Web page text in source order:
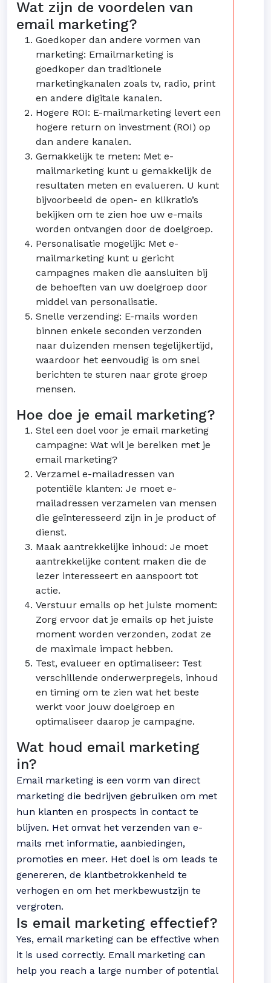
Wat zijn de voordelen van
email marketing?
Goedkoper dan andere vormen van
marketing: Emailmarketing is
goedkoper dan traditionele
marketingkanalen zoals tv, radio, print
en andere digitale kanalen.
Hogere ROI: E-mailmarketing levert een
hogere return on investment (ROI) op
dan andere kanalen.
Gemakkelijk te meten: Met e-
mailmarketing kunt u gemakkelijk de
resultaten meten en evalueren. U kunt
bijvoorbeeld de open- en klikratio’s
bekijken om te zien hoe uw e-mails
worden ontvangen door de doelgroep.
Personalisatie mogelijk: Met e-
mailmarketing kunt u gericht
campagnes maken die aansluiten bij
de behoeften van uw doelgroep door
middel van personalisatie.
Snelle verzending: E-mails worden
binnen enkele seconden verzonden
naar duizenden mensen tegelijkertijd,
waardoor het eenvoudig is om snel
berichten te sturen naar grote groep
mensen.
Hoe doe je email marketing?
Stel een doel voor je email marketing
campagne: Wat wil je bereiken met je
email marketing?
Verzamel e-mailadressen van
potentiële klanten: Je moet e-
mailadressen verzamelen van mensen
die geïnteresseerd zijn in je product of
dienst.
Maak aantrekkelijke inhoud: Je moet
aantrekkelijke content maken die de
lezer interesseert en aanspoort tot
actie.
Verstuur emails op het juiste moment:
Zorg ervoor dat je emails op het juiste
moment worden verzonden, zodat ze
de maximale impact hebben.
Test, evalueer en optimaliseer: Test
verschillende onderwerpregels, inhoud
en timing om te zien wat het beste
werkt voor jouw doelgroep en
optimaliseer daarop je campagne.
Wat houd email marketing
in?
Email marketing is een vorm van direct
marketing die bedrijven gebruiken om met
hun klanten en prospects in contact te
blijven. Het omvat het verzenden van e-
mails met informatie, aanbiedingen,
promoties en meer. Het doel is om leads te
genereren, de klantbetrokkenheid te
verhogen en om het merkbewustzijn te
vergroten.
Is email marketing effectief?
Yes, email marketing can be effective when
it is used correctly. Email marketing can
help you reach a large number of potential